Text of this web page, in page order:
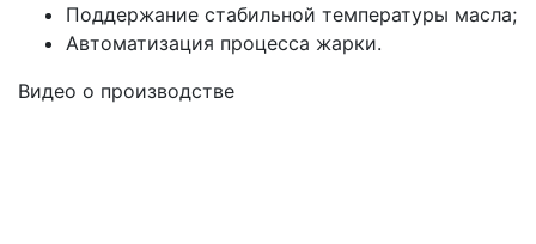
Поддержание стабильной температуры масла;
Автоматизация процесса жарки.
Видео о производстве